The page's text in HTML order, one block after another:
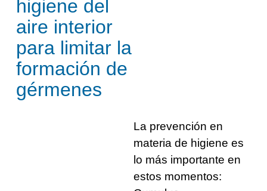
higiene del
aire interior
para limitar la
formación de
gérmenes
La prevención en
materia de higiene es
lo más importante en
estos momentos: